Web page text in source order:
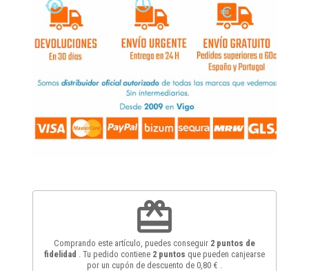
redeem
Comprando este artículo, puedes conseguir 2 puntos de
fidelidad
. Tu pedido contiene 2 puntos que pueden canjearse
por un cupón de descuento de 0,80 €